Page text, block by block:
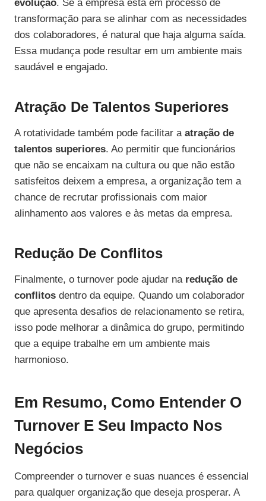
evolução. Se a empresa está em processo de
transformação para se alinhar com as necessidades
dos colaboradores, é natural que haja alguma saída.
Essa mudança pode resultar em um ambiente mais
saudável e engajado.
Atração De Talentos Superiores
A rotatividade também pode facilitar a atração de
talentos superiores. Ao permitir que funcionários
que não se encaixam na cultura ou que não estão
satisfeitos deixem a empresa, a organização tem a
chance de recrutar profissionais com maior
alinhamento aos valores e às metas da empresa.
Redução De Conflitos
Finalmente, o turnover pode ajudar na redução de
conflitos dentro da equipe. Quando um colaborador
que apresenta desafios de relacionamento se retira,
isso pode melhorar a dinâmica do grupo, permitindo
que a equipe trabalhe em um ambiente mais
harmonioso.
Em Resumo, Como Entender O
Turnover E Seu Impacto Nos
Negócios
Compreender o turnover e suas nuances é essencial
para qualquer organização que deseja prosperar. A